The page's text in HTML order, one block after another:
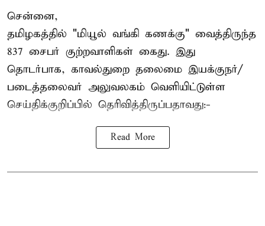
சென்னை,
தமிழகத்தில் "மியூல் வங்கி கணக்கு" வைத்திருந்த
837 சைபர் குற்றவாளிகள் கைது. இது
தொடர்பாக, காவல்துறை தலைமை இயக்குநர்/
படைத்தலைவர் அலுவலகம் வெளியிட்டுள்ள
செய்திக்குறிப்பில் தெரிவித்திருப்பதாவது:-
Read More